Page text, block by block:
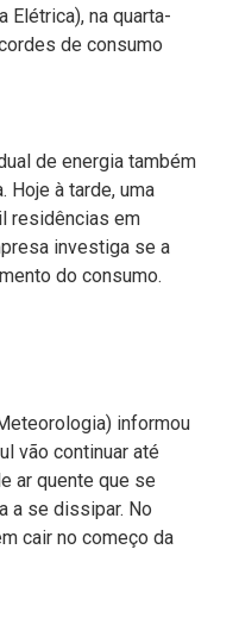
Elétrica), na quarta-
de consumo
de energia também
Hoje à tarde, uma
residências em
investiga se a
do consumo.
informou
vão continuar até
ar quente que se
a se dissipar. No
cair no começo da